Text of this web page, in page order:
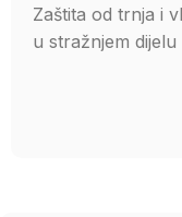
Zaštita od trnja i
u stražnjem dijelu